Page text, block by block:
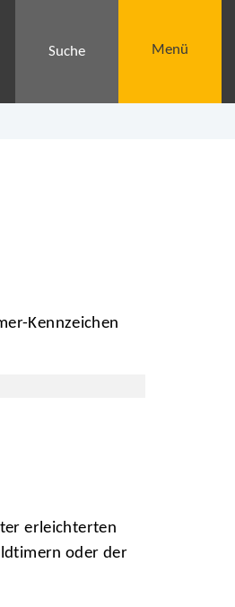
Suche Menü
Kennzeichen
erleichterten
oder der